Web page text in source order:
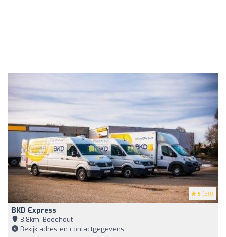
5 (50)
BKD Express
3,8km, Boechout
Bekijk adres en contactgegevens